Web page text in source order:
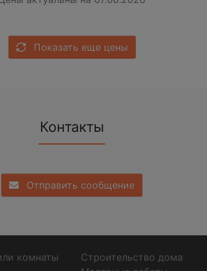
Показать еще цены
Контакты
Отправить сообщение
комнаты
Строительство дома